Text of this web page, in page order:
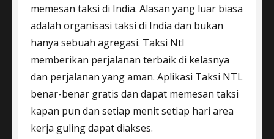
memesan taksi di India. Alasan yang luar biasa
adalah organisasi taksi di India dan bukan
hanya sebuah agregasi. Taksi Ntl
memberikan perjalanan terbaik di kelasnya
dan perjalanan yang aman. Aplikasi Taksi NTL
benar-benar gratis dan dapat memesan taksi
kapan pun dan setiap menit setiap hari area
kerja guling dapat diakses.